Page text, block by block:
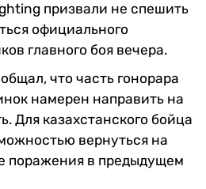
призвали не спешить
официального
главного боя вечера.
что часть гонорара
намерен направить на
Для казахстанского бойца
вернуться на
поражения в предыдущем